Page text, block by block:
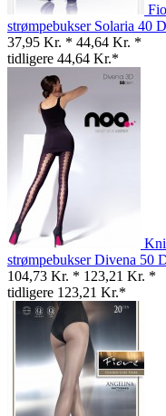
strømpebukser Solaria 40
37,95 Kr. * 44,64 Kr. *
tidligere 44,64 Kr.*
strømpebukser Divena 50
104,73 Kr. * 123,21 Kr. *
tidligere 123,21 Kr.*